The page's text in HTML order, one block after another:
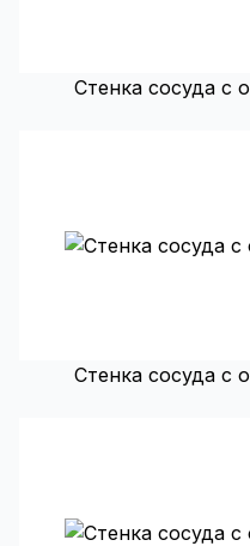
Стенка сосуда с
Стенка сосуда с